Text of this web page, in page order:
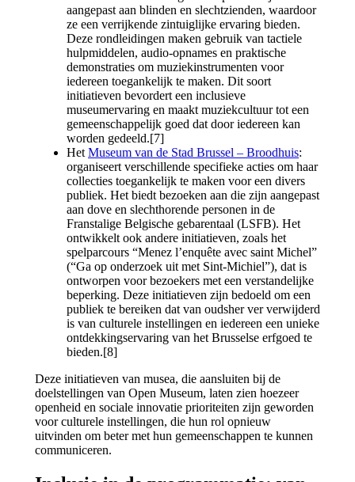
aangepast aan blinden en slechtzienden, waardoor
ze een verrijkende zintuiglijke ervaring bieden.
Deze rondleidingen maken gebruik van tactiele
hulpmiddelen, audio-opnames en praktische
demonstraties om muziekinstrumenten voor
iedereen toegankelijk te maken. Dit soort
initiatieven bevordert een inclusieve
museumervaring en maakt muziekcultuur tot een
gemeenschappelijk goed dat door iedereen kan
worden gedeeld.[7]
Het Museum van de Stad Brussel – Broodhuis:
organiseert verschillende specifieke acties om haar
collecties toegankelijk te maken voor een divers
publiek. Het biedt bezoeken aan die zijn aangepast
aan dove en slechthorende personen in de
Franstalige Belgische gebarentaal (LSFB). Het
ontwikkelt ook andere initiatieven, zoals het
spelparcours “Menez l’enquête avec saint Michel”
(“Ga op onderzoek uit met Sint-Michiel”), dat is
ontworpen voor bezoekers met een verstandelijke
beperking. Deze initiatieven zijn bedoeld om een
publiek te bereiken dat van oudsher ver verwijderd
is van culturele instellingen en iedereen een unieke
ontdekkingservaring van het Brusselse erfgoed te
bieden.[8]
Deze initiatieven van musea, die aansluiten bij de
doelstellingen van Open Museum, laten zien hoezeer
openheid en sociale innovatie prioriteiten zijn geworden
voor culturele instellingen, die hun rol opnieuw
uitvinden om beter met hun gemeenschappen te kunnen
communiceren.